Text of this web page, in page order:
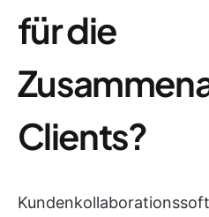
für die
Clients?